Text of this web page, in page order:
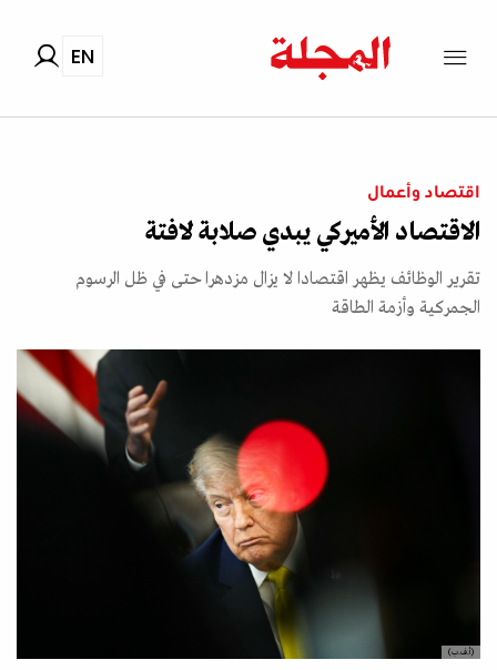
EN
اقتصاد وأعمال
الاقتصاد الأميركي يبدي صلابة لافتة
تقرير الوظائف يظهر اقتصادا لا يزال مزدهرا حتى في ظل الرسوم
الجمركية وأزمة الطاقة
(أ.ف.ب)